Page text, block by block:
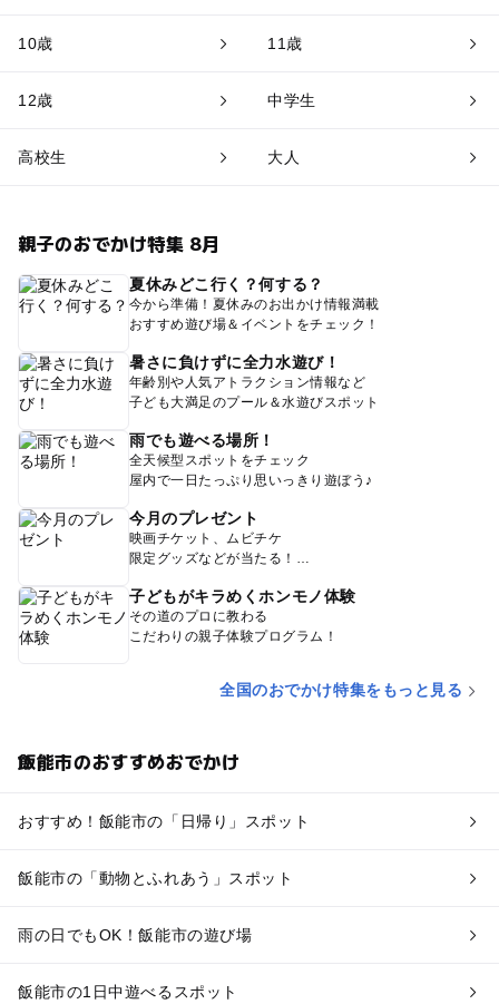
10歳 11歳
12歳 中学生
高校生 大人
親子のおでかけ特集 8月
夏休みどこ行く？何する？
今から準備！夏休みのお出かけ情報満載
おすすめ遊び場＆イベントをチェック！
暑さに負けずに全力水遊び！
年齢別や人気アトラクション情報など
子ども大満足のプール＆水遊びスポット
雨でも遊べる場所！
全天候型スポットをチェック
屋内で一日たっぷり思いっきり遊ぼう♪
今月のプレゼント
映画チケット、ムビチケ
限定グッズなどが当たる！
子どもがキラめくホンモノ体験
その道のプロに教わる
こだわりの親子体験プログラム！
全国のおでかけ特集をもっと見る
飯能市のおすすめおでかけ
おすすめ！飯能市の「日帰り」スポット
飯能市の「動物とふれあう」スポット
雨の日でもOK！飯能市の遊び場
飯能市の1日中遊べるスポット